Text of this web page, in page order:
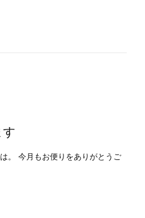
す
。 今月もお便りをありがとうご